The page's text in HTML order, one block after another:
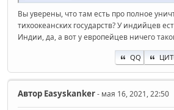
Вы уверены, что там есть про полное
тихоокеанских государств? У индийцев
Индии, да, а вот у европейцев ничего
QQ
Автор Easyskanker- мая 16, 2021, 22:50